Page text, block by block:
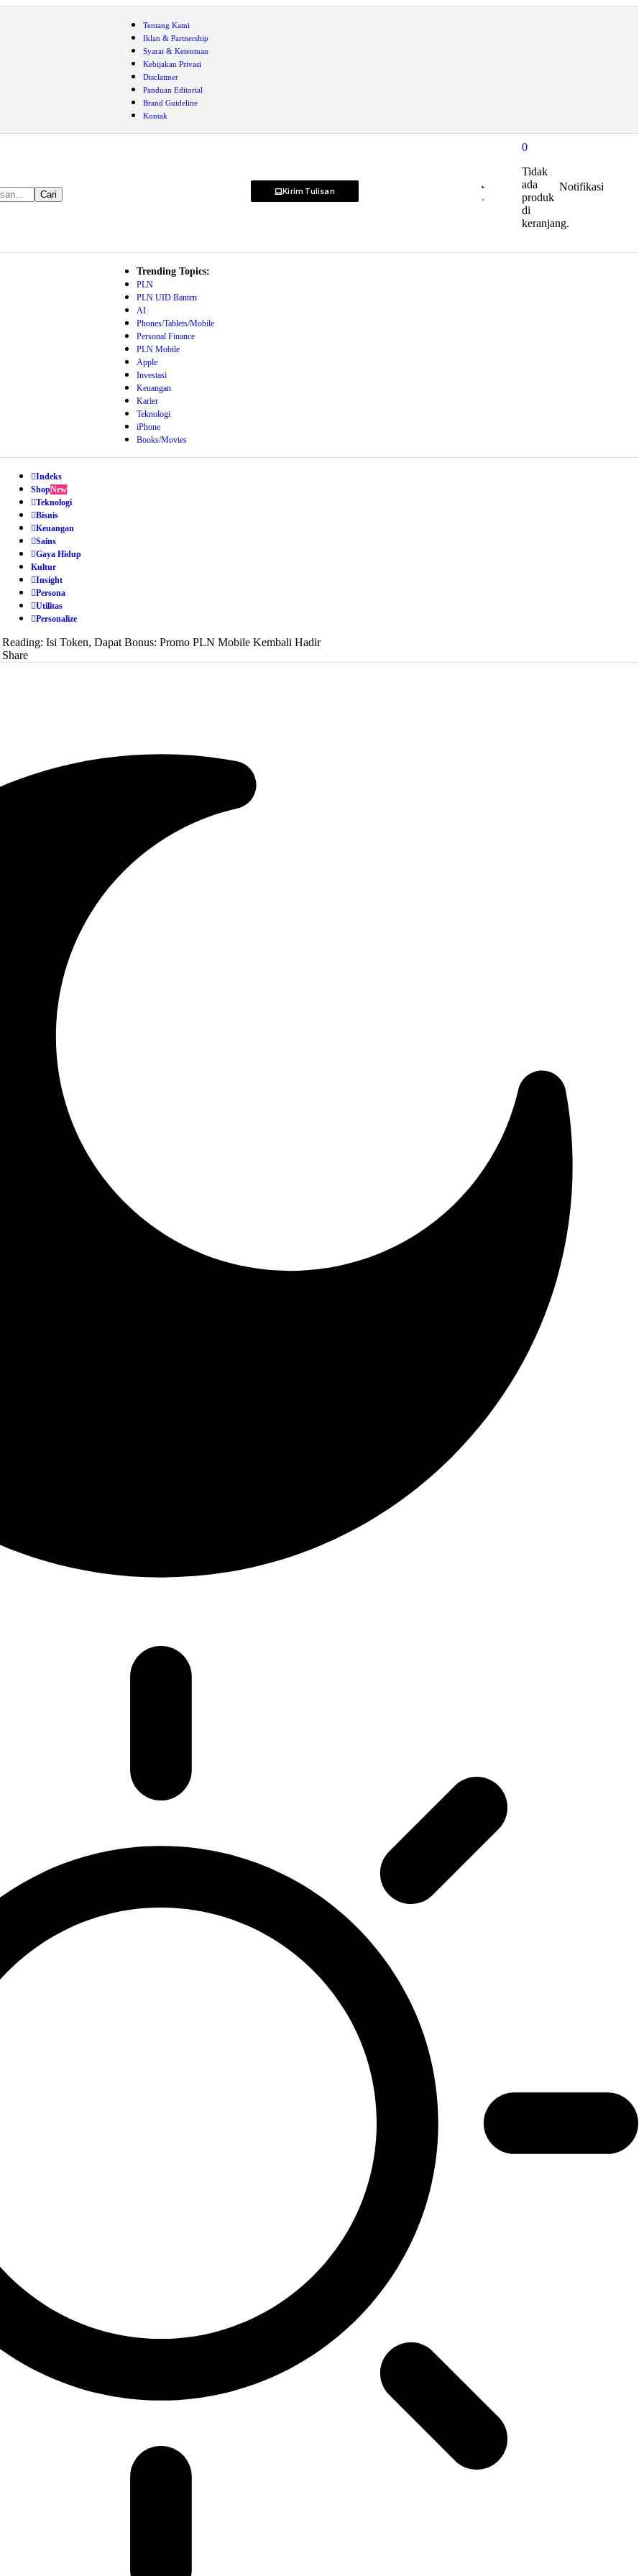
Tentang Kami
Iklan & Partnership
Syarat & Ketentuan
Kebijakan Privasi
Disclaimer
Panduan Editorial
Brand Guideline
Kontak
0
Tidak
ada
produk
di
keranjang.
Notifikasi
Kirim Tulisan
Trending Topics:
PLN
PLN UID Banten
AI
Phones/Tablets/Mobile
Personal Finance
PLN Mobile
Apple
Investasi
Keuangan
Karier
Teknologi
iPhone
Books/Movies
Indeks
ShopNew
Teknologi
Bisnis
Keuangan
Sains
Gaya Hidup
Kultur
Insight
Persona
Utilitas
Personalize
Reading: Isi Token, Dapat Bonus: Promo PLN Mobile Kembali Hadir
Share